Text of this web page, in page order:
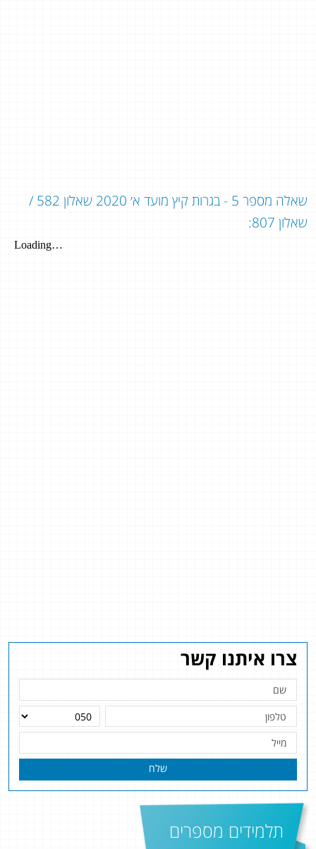
צרו איתנו קשר
שלח
תלמידים מספרים
שאלה מספר 5 - בגרות קיץ מועד א׳ 2020 שאלון 582 /
שאלון 807: